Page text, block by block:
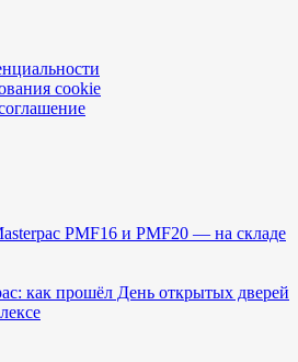
cookie
PMF16 и PMF20 — на складе
как прошёл День открытых дверей